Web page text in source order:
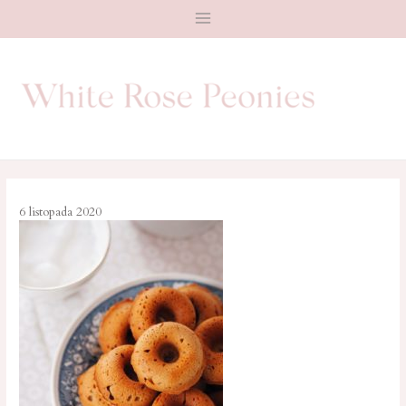
Main
6 listopada 2020